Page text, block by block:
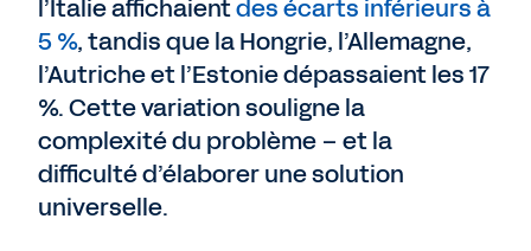
l’Italie affichaientdes écarts inférieurs à
5 %, tandis que la Hongrie, l’Allemagne,
l’Autriche et l’Estonie dépassaient les 17
%. Cette variation souligne la
complexité du problème – et la
difficulté d’élaborer une solution
universelle.